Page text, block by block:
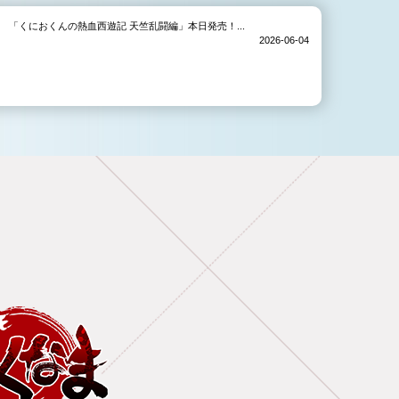
「くにおくんの熱血西遊記 天竺乱闘編」本日発売！...
2026-06-04